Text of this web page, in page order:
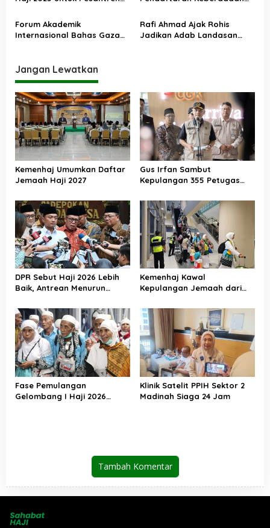
Januari 2026
Forum Akademik
Internasional Bahas Gaza
Rafi Ahmad Ajak Rohis
Jadikan Adab Landasan
Jangan Lewatkan
Kemenhaj Umumkan Daftar
Jemaah Haji 2027
Gus Irfan Sambut
Kepulangan 355 Petugas
DPR Sebut Haji 2026 Lebih
Baik, Antrean Menurun
Kemenhaj Kawal
Kepulangan Jemaah dari
Akan Didistribusikan di
Tanah Air
Fase Pemulangan
Gelombang I Haji 2026
Klinik Satelit PPIH Sektor 2
Madinah Siaga 24 Jam
Tambah Komentar